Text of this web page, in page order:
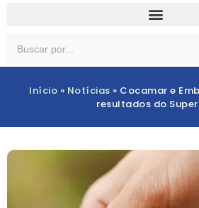
Início » Notícias » Cocamar e
resultados do